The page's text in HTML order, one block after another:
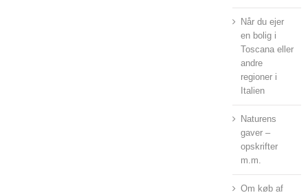
Når du ejer
en bolig i
Toscana eller
andre
regioner i
Italien
Naturens
gaver –
opskrifter
m.m.
Om køb af